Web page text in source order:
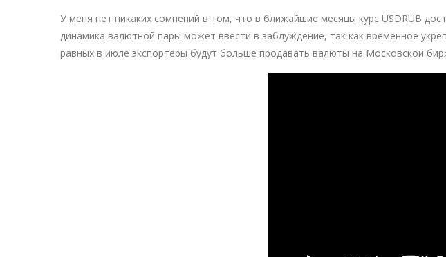
У меня нет никаких сомнений в том, что в ближайшие месяцы курс USDRUB
динамика валютной пары может ввести в заблуждение, так как временное
равных в июле экспортеры будут больше продавать валюты на Московской